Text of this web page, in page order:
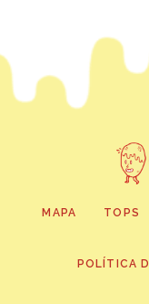
MAPA TOPS
POLÍTICA